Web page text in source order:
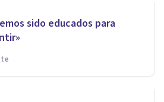
sido educados para